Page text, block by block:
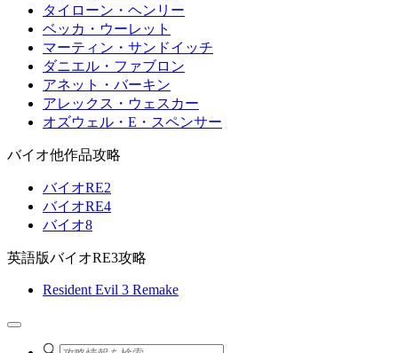
タイローン・ヘンリー
ベッカ・ウーレット
マーティン・サンドイッチ
ダニエル・ファブロン
アネット・バーキン
アレックス・ウェスカー
オズウェル・E・スペンサー
バイオ他作品攻略
バイオRE2
バイオRE4
バイオ8
英語版バイオRE3攻略
Resident Evil 3 Remake